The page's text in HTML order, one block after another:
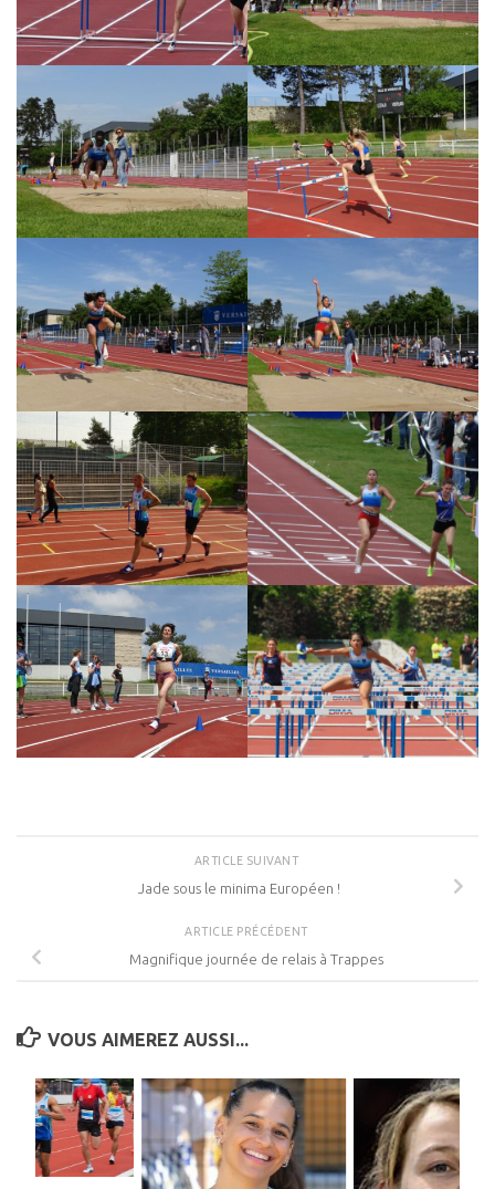
ARTICLE SUIVANT
Jade sous le minima Européen !
ARTICLE PRÉCÉDENT
Magnifique journée de relais à Trappes
VOUS AIMEREZ AUSSI...